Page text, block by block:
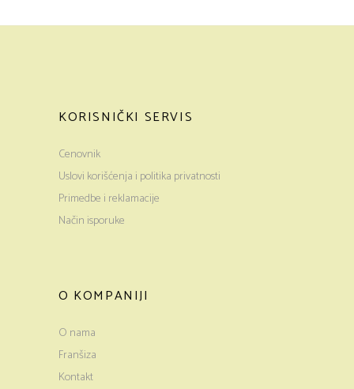
KORISNIČKI SERVIS
Cenovnik
Uslovi korišćenja i politika privatnosti
Primedbe i reklamacije
Način isporuke
O KOMPANIJI
O nama
Franšiza
Kontakt